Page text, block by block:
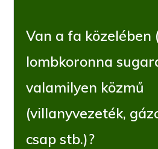
Van a fa közelében
lombkoronna
valamilyen közmű
(villanyvezeték,
csap stb.)?